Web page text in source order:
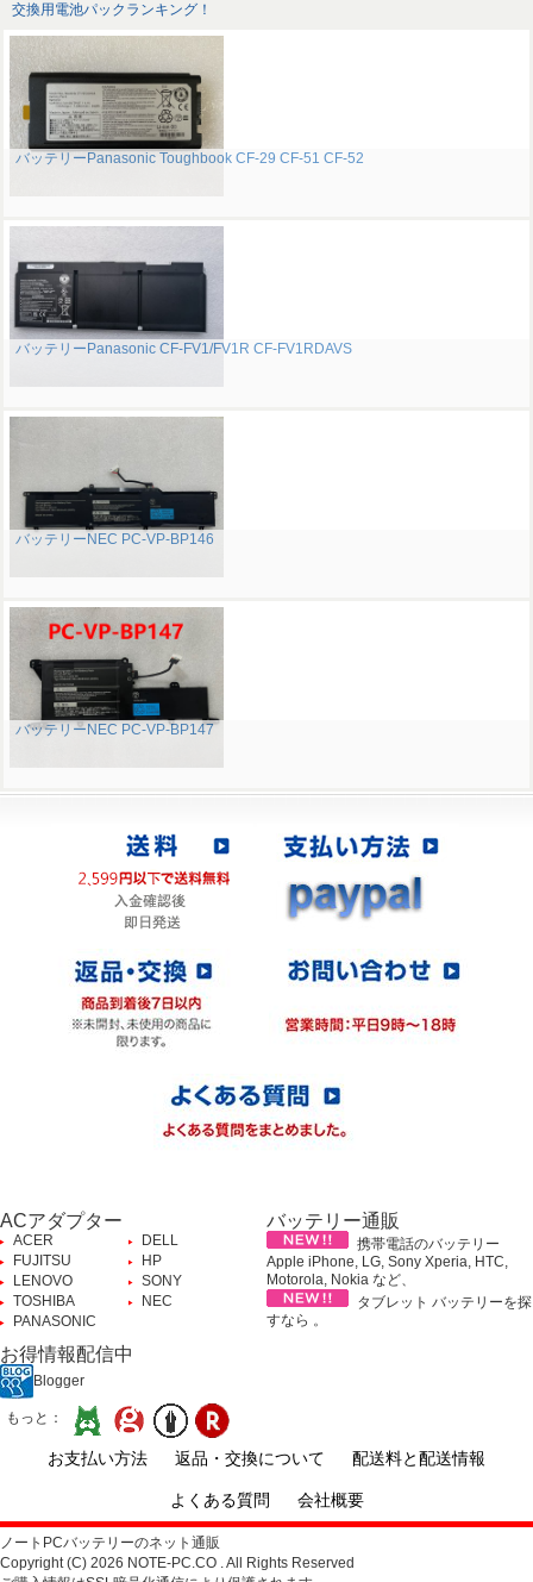
交換用電池パックランキング！
バッテリーPanasonic Toughbook CF-29 CF-51 CF-52
バッテリーPanasonic CF-FV1/FV1R CF-FV1RDAVS
バッテリーNEC PC-VP-BP146
バッテリーNEC PC-VP-BP147
ACアダプター
ACER
DELL
FUJITSU
HP
LENOVO
SONY
TOSHIBA
NEC
PANASONIC
バッテリー通販
携帯電話のバッテリー
Apple iPhone, LG, Sony Xperia, HTC,
Motorola, Nokia など、
タブレット バッテリーを探
すなら 。
お得情報配信中
Blogger
もっと：
お支払い方法 返品・交換について 配送料と配送情報
よくある質問 会社概要
ノートPCバッテリーのネット通販
Copyright (C) 2026 NOTE-PC.CO . All Rights Reserved